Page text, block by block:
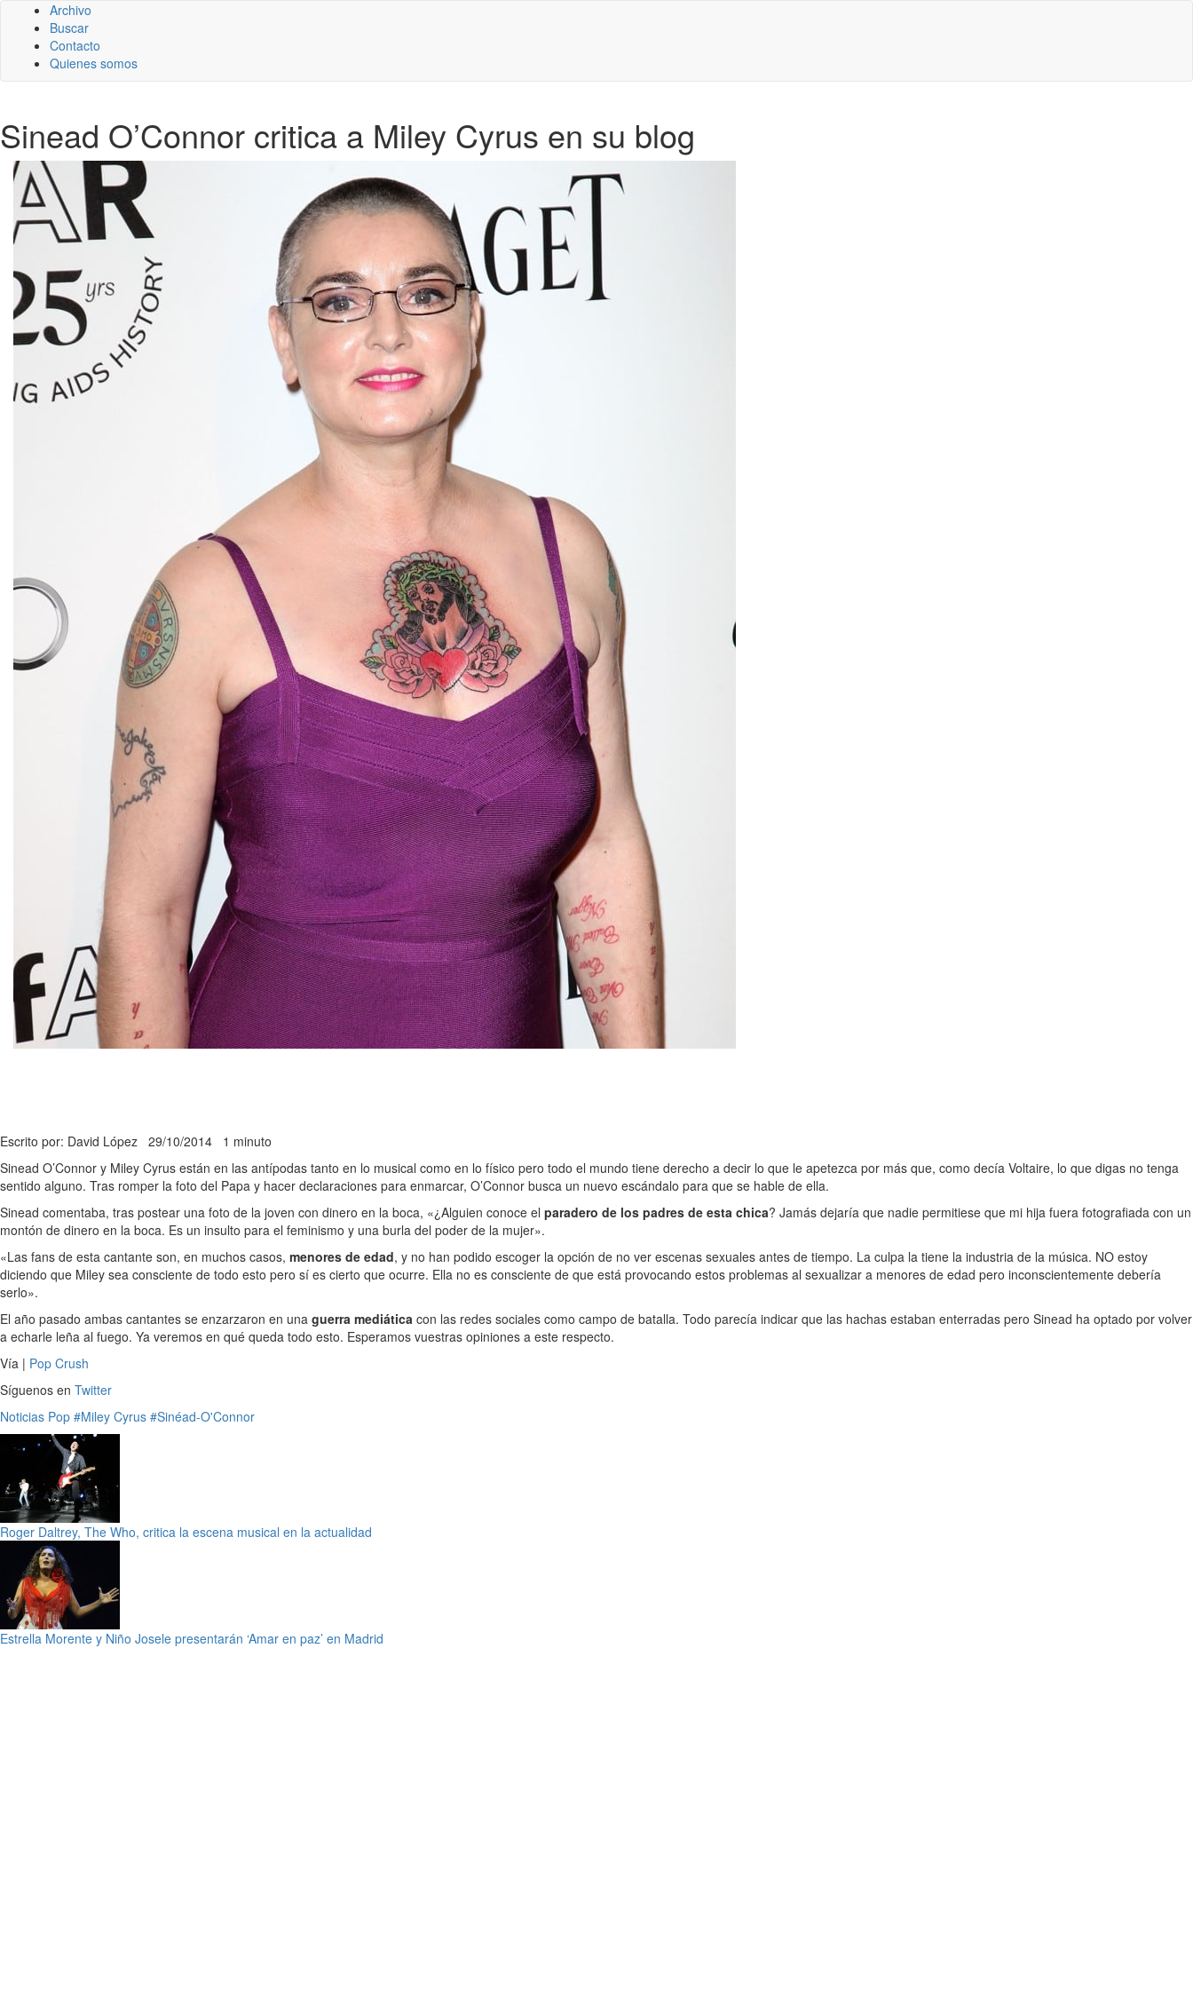
Archivo
Buscar
Contacto
Quienes somos
Sinead O’Connor critica a Miley Cyrus en su blog
Escrito por: David López 29/10/2014 1 minuto
Sinead O’Connor y Miley Cyrus están en las antípodas tanto en lo musical como en lo físico pero todo el mundo tiene derecho a decir lo que le apetezca por más que, como decía Voltaire, lo que digas no tenga
sentido alguno. Tras romper la foto del Papa y hacer declaraciones para enmarcar, O’Connor busca un nuevo escándalo para que se hable de ella.
Sinead comentaba, tras postear una foto de la joven con dinero en la boca, «¿Alguien conoce el paradero de los padres de esta chica? Jamás dejaría que nadie permitiese que mi hija fuera fotografiada con un
montón de dinero en la boca. Es un insulto para el feminismo y una burla del poder de la mujer».
«Las fans de esta cantante son, en muchos casos, menores de edad, y no han podido escoger la opción de no ver escenas sexuales antes de tiempo. La culpa la tiene la industria de la música. NO estoy
diciendo que Miley sea consciente de todo esto pero sí es cierto que ocurre. Ella no es consciente de que está provocando estos problemas al sexualizar a menores de edad pero inconscientemente debería
serlo».
El año pasado ambas cantantes se enzarzaron en una guerra mediática con las redes sociales como campo de batalla. Todo parecía indicar que las hachas estaban enterradas pero Sinead ha optado por volver
a echarle leña al fuego. Ya veremos en qué queda todo esto. Esperamos vuestras opiniones a este respecto.
Vía | Pop Crush
Síguenos en Twitter
Noticias Pop #Miley Cyrus #Sinéad-O'Connor
Roger Daltrey, The Who, critica la escena musical en la actualidad
Estrella Morente y Niño Josele presentarán ‘Amar en paz’ en Madrid